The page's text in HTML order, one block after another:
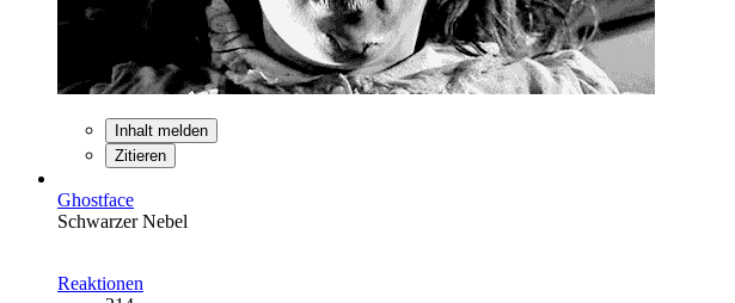
Inhalt melden
Zitieren
Ghostface
Schwarzer Nebel
Reaktionen